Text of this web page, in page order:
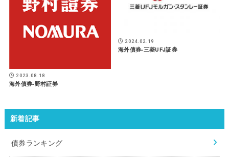
2023.08.18
海外債券-野村証券
2024.02.19
海外債券-三菱UFJ証券
新着記事
債券ランキング